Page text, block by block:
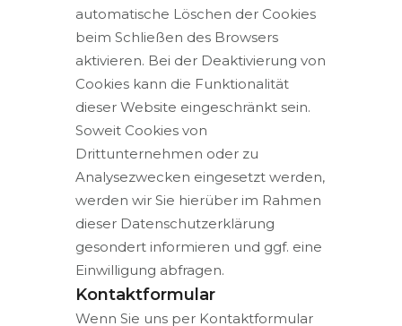
automatische Löschen der Cookies
beim Schließen des Browsers
aktivieren. Bei der Deaktivierung von
Cookies kann die Funktionalität
dieser Website eingeschränkt sein.
Soweit Cookies von
Drittunternehmen oder zu
Analysezwecken eingesetzt werden,
werden wir Sie hierüber im Rahmen
dieser Datenschutzerklärung
gesondert informieren und ggf. eine
Einwilligung abfragen.
Kontaktformular
Wenn Sie uns per Kontaktformular